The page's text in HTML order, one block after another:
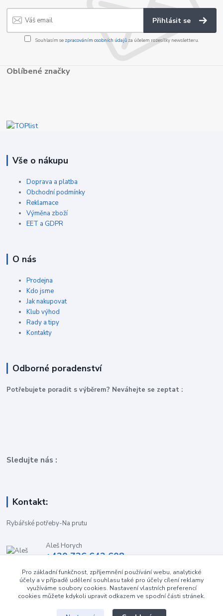
Přihlásit se
Souhlasím se zpracováním osobních údajůza účelem rozesílky newsletteru.
Oblíbené značky
Vše o nákupu
Doprava a platba
Obchodní podmínky
Reklamace
Výměna zboží
EET a GDPR
O nás
Prodejna
Kdo jsme
Jak nakupovat
Klub výhod
Rady a tipy
Kontakty
Odborné poradenství
Potřebujete poradit s výběrem? Neváhejte se zeptat :
Sledujte nás :
Kontakt:
Rybářské potřeby-Na prutu
Aleš Horych
+420 736 642 608
obchod-naprutu@seznam.cz
Pro základní funkčnost, zpříjemnění používání webu, analytické
účely a v případě udělení souhlasu také pro účely cílení reklamy
využíváme soubory cookies. Nastavení vlastních preferencí
cookies můžete kdykoli upravit odkazem ve spodní části stránek.